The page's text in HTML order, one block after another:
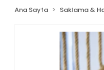
Ana Sayfa Saklama &